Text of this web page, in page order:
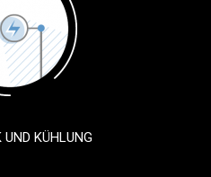
UND KÜHLUNG